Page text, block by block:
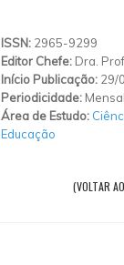
ISSN: 2965-9299
Editor Chefe: Dra.
Início Publicação: 29/
Periodicidade: Mensal
Área de Estudo:
Educação
(VOLTAR